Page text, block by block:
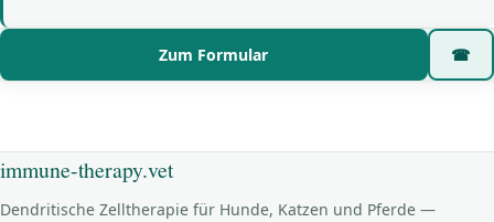
Zum Formular ☎
immune-therapy.vet
Dendritische Zelltherapie für Hunde, Katzen und Pferde —